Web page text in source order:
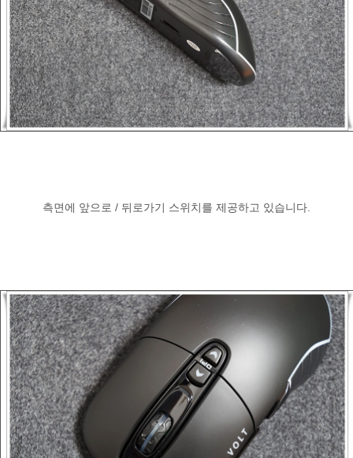
측면에 앞으로 / 뒤로가기 스위치를 제공하고 있습니다.